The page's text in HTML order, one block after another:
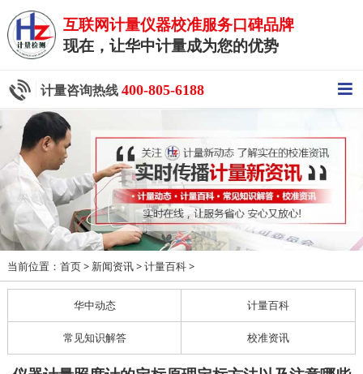
互联网计量仪器校准服务口碑品牌
现在，让华中计量成为您的优势
计量咨询热线 400-805-6188
当前位置： 首页> 新闻资讯> 计量百科>
华中动态 计量百科
常见知识解答 校准资讯